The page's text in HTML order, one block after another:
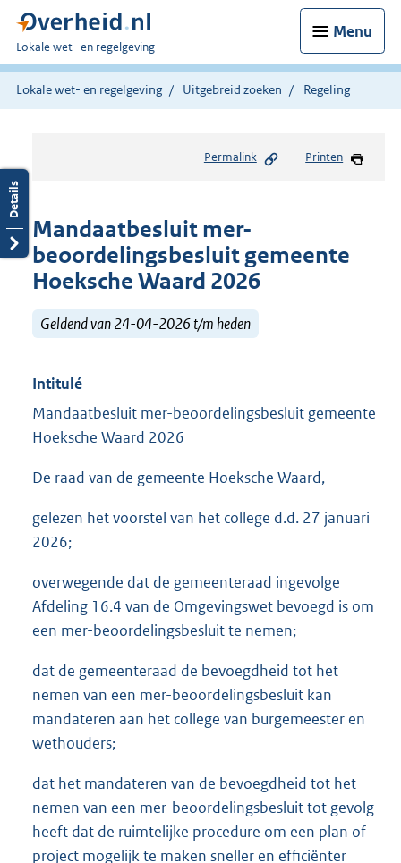
Menu
U
bent
hier:
Lokale wet- en regelgeving
Lokale wet- en regelgeving Uitgebreid zoeken Regeling
Permalink Printen
Mandaatbesluit mer-
beoordelingsbesluit gemeente
Hoeksche Waard 2026
Geldend van 24-04-2026 t/m heden
Intitulé
Mandaatbesluit mer-beoordelingsbesluit gemeente
Hoeksche Waard 2026
De raad van de gemeente Hoeksche Waard,
gelezen het voorstel van het college d.d. 27 januari
2026;
overwegende dat de gemeenteraad ingevolge
Afdeling 16.4 van de Omgevingswet bevoegd is om
een mer-beoordelingsbesluit te nemen;
dat de gemeenteraad de bevoegdheid tot het
nemen van een mer-beoordelingsbesluit kan
mandateren aan het college van burgemeester en
wethouders;
dat het mandateren van de bevoegdheid tot het
nemen van een mer-beoordelingsbesluit tot gevolg
heeft dat de ruimtelijke procedure om een plan of
project mogelijk te maken sneller en efficiënter